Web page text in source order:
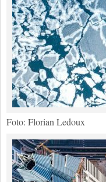
Foto: Florian Ledoux